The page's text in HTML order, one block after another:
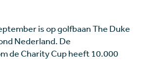
is op golfbaan The Duke
Nederland. De
de Charity Cup heeft 10.000